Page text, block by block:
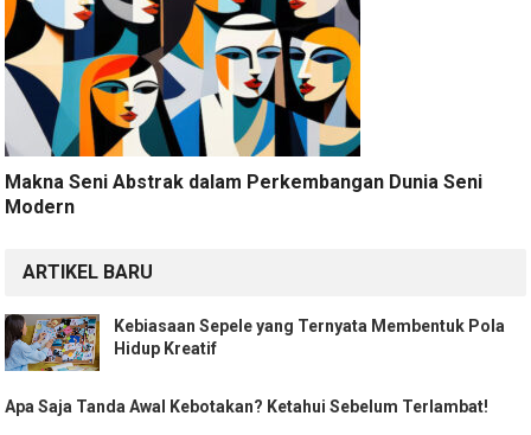
Makna Seni Abstrak dalam Perkembangan Dunia Seni
Modern
ARTIKEL BARU
Kebiasaan Sepele yang Ternyata Membentuk Pola
Hidup Kreatif
Apa Saja Tanda Awal Kebotakan? Ketahui Sebelum Terlambat!